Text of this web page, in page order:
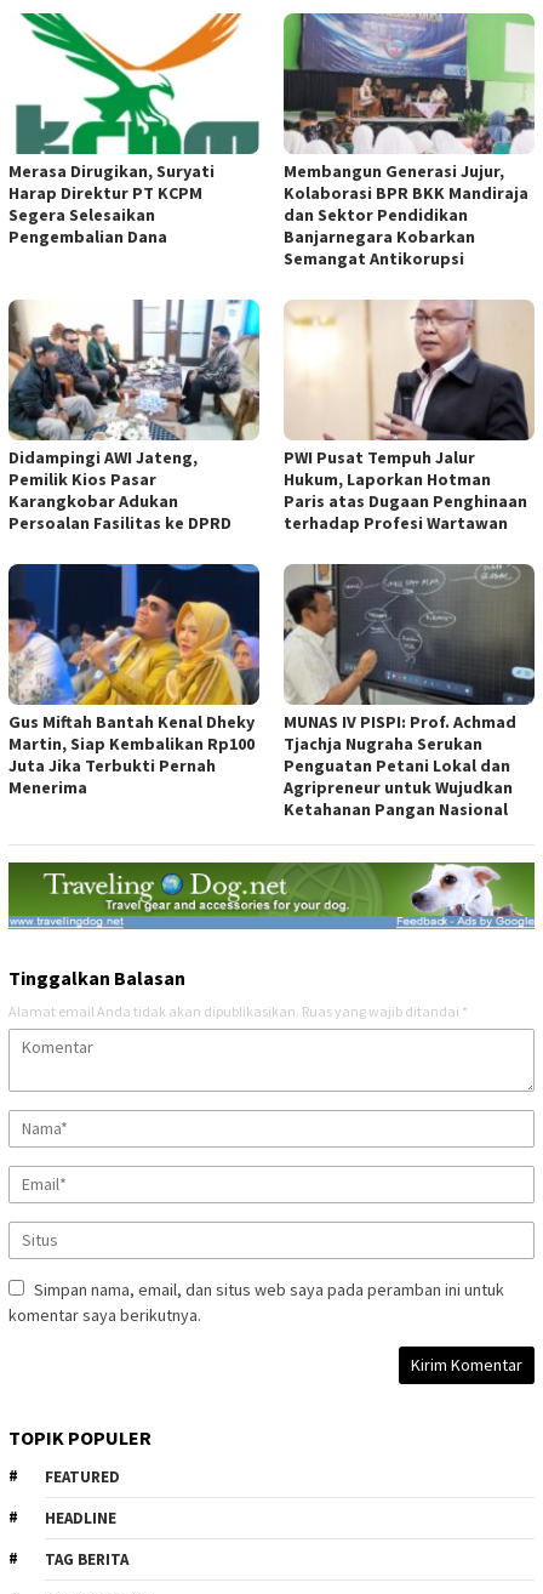
Merasa Dirugikan, Suryati
Harap Direktur PT KCPM
Segera Selesaikan
Pengembalian Dana
Membangun Generasi Jujur,
Kolaborasi BPR BKK Mandiraja
dan Sektor Pendidikan
Banjarnegara Kobarkan
Semangat Antikorupsi
Didampingi AWI Jateng,
Pemilik Kios Pasar
Karangkobar Adukan
Persoalan Fasilitas ke DPRD
PWI Pusat Tempuh Jalur
Hukum, Laporkan Hotman
Paris atas Dugaan Penghinaan
terhadap Profesi Wartawan
Gus Miftah Bantah Kenal Dheky
Martin, Siap Kembalikan Rp100
Juta Jika Terbukti Pernah
Menerima
MUNAS IV PISPI: Prof. Achmad
Tjachja Nugraha Serukan
Penguatan Petani Lokal dan
Agripreneur untuk Wujudkan
Ketahanan Pangan Nasional
Tinggalkan Balasan
Alamat email Anda tidak akan dipublikasikan. Ruas yang wajib ditandai *
Simpan nama, email, dan situs web saya pada peramban ini untuk
komentar saya berikutnya.
TOPIK POPULER
FEATURED
HEADLINE
TAG BERITA